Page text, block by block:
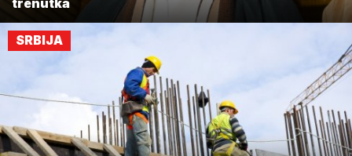
trenutka
SRBIJA